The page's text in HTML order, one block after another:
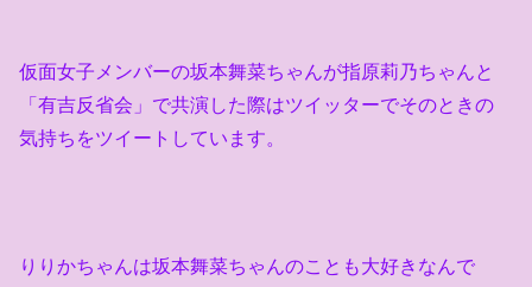
仮面女子メンバーの坂本舞菜ちゃんが指原莉乃ちゃんと
「有吉反省会」で共演した際はツイッターでそのときの
気持ちをツイートしています。
りりかちゃんは坂本舞菜ちゃんのことも大好きなんで